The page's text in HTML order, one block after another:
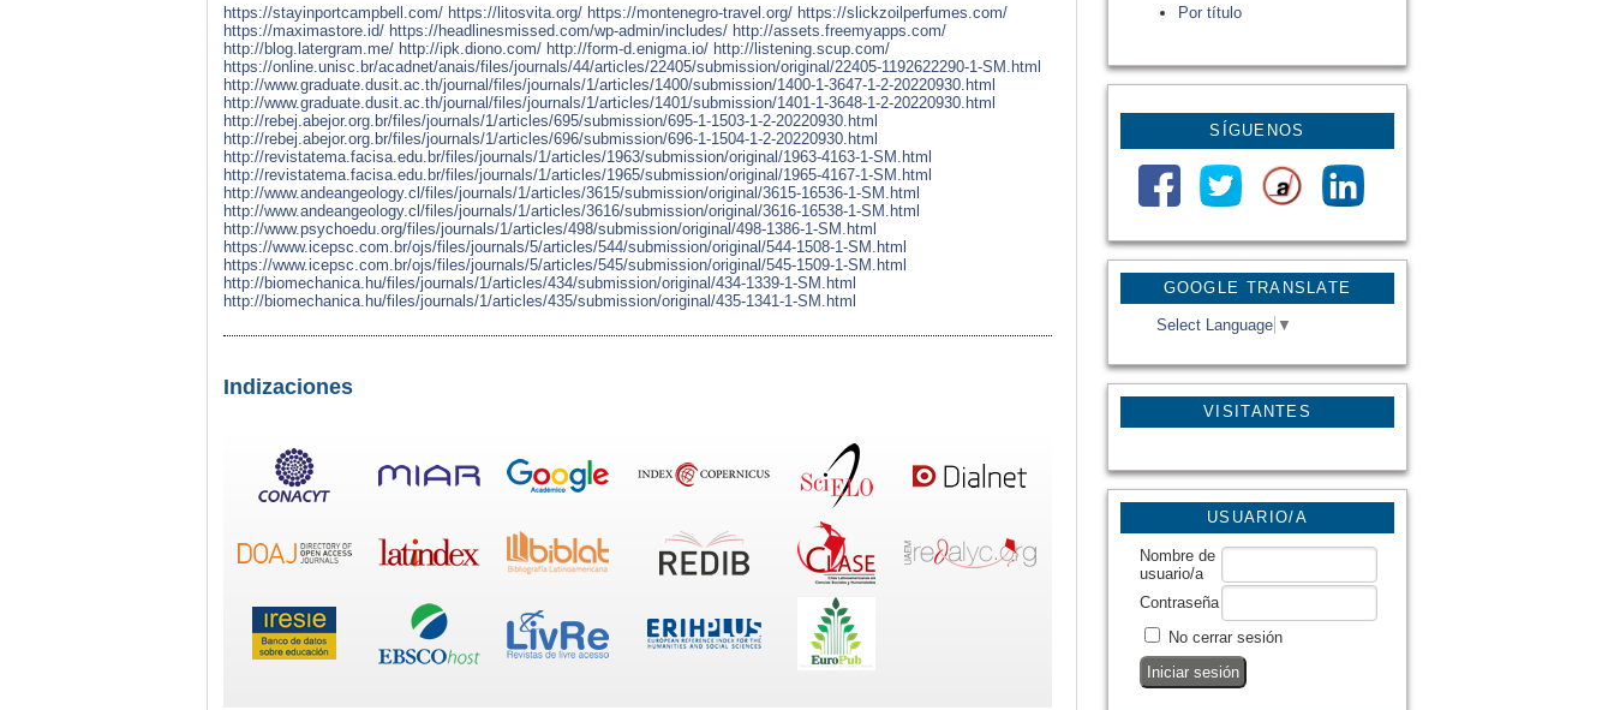
GOOGLE TRANSLATE
Select Language ▼
VISITANTES
Por título
SÍGUENOS
USUARIO/A
Nombre de
usuario/a
Contraseña
No cerrar sesión
https://stayinportcampbell.com/ https://litosvita.org/ https://montenegro-travel.org/ https://slickzoilperfumes.com/
https://maximastore.id/ https://headlinesmissed.com/wp-admin/includes/ http://assets.freemyapps.com/
http://blog.latergram.me/ http://ipk.diono.com/ http://form-d.enigma.io/ http://listening.scup.com/
https://online.unisc.br/acadnet/anais/files/journals/44/articles/22405/submission/original/22405-1192622290-1-SM.html
http://www.graduate.dusit.ac.th/journal/files/journals/1/articles/1400/submission/1400-1-3647-1-2-20220930.html
http://www.graduate.dusit.ac.th/journal/files/journals/1/articles/1401/submission/1401-1-3648-1-2-20220930.html
http://rebej.abejor.org.br/files/journals/1/articles/695/submission/695-1-1503-1-2-20220930.html
http://rebej.abejor.org.br/files/journals/1/articles/696/submission/696-1-1504-1-2-20220930.html
http://revistatema.facisa.edu.br/files/journals/1/articles/1963/submission/original/1963-4163-1-SM.html
http://revistatema.facisa.edu.br/files/journals/1/articles/1965/submission/original/1965-4167-1-SM.html
http://www.andeangeology.cl/files/journals/1/articles/3615/submission/original/3615-16536-1-SM.html
http://www.andeangeology.cl/files/journals/1/articles/3616/submission/original/3616-16538-1-SM.html
http://www.psychoedu.org/files/journals/1/articles/498/submission/original/498-1386-1-SM.html
https://www.icepsc.com.br/ojs/files/journals/5/articles/544/submission/original/544-1508-1-SM.html
https://www.icepsc.com.br/ojs/files/journals/5/articles/545/submission/original/545-1509-1-SM.html
http://biomechanica.hu/files/journals/1/articles/434/submission/original/434-1339-1-SM.html
http://biomechanica.hu/files/journals/1/articles/435/submission/original/435-1341-1-SM.html
Indizaciones